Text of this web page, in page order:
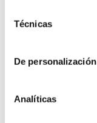
Técnicas
De personalización
Analíticas